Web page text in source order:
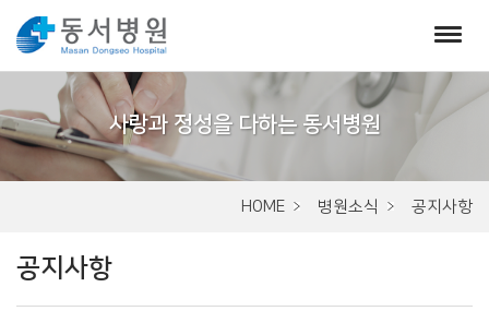
브
비
HOME 병원소식 공지사항
공지사항